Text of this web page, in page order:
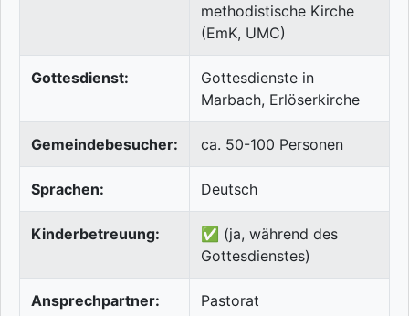
methodistische Kirche
(EmK, UMC)
Gottesdienst:
Gottesdienste in
Marbach, Erlöserkirche
Gemeindebesucher: ca. 50-100 Personen
Sprachen: Deutsch
Kinderbetreuung:
✅ (ja, während des
Gottesdienstes)
Ansprechpartner: Pastorat